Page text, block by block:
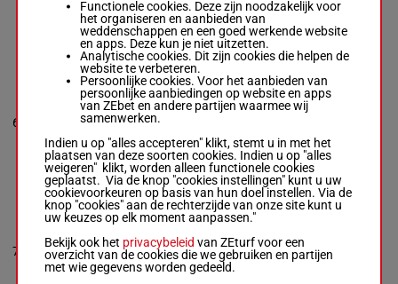
M/4 -
9p 9p 9p 7p 4p
6
BLACK KARMA
Box: 6 -M/3 -
54.5 kg
M/354.5
7
WICKED SAUCY
Madeline
Rowland-
Mauricio Nunez
Box: 7 -M/4 -
51.5 kg
M/451.5
kg
5p 2p 4p
7p 4p
7
Functionele cookies. Deze zijn noodzakelijk voor
het organiseren en aanbieden van
weddenschappen en een goed werkende website
en apps. Deze kun je niet uitzetten.
Analytische cookies. Dit zijn cookies die helpen de
website te verbeteren.
Persoonlijke cookies. Voor het aanbieden van
persoonlijke aanbiedingen op website en apps
van ZEbet en andere partijen waarmee wij
samenwerken.
Indien u op "alles accepteren" klikt, stemt u in met het
plaatsen van deze soorten cookies. Indien u op "alles
weigeren" klikt, worden alleen functionele cookies
geplaatst. Via de knop "cookies instellingen" kunt u uw
cookievoorkeuren op basis van hun doel instellen. Via de
knop "cookies" aan de rechterzijde van onze site kunt u
uw keuzes op elk moment aanpassen."
Bekijk ook het privacybeleid van ZEturf voor een
overzicht van de cookies die we gebruiken en partijen
met wie gegevens worden gedeeld.